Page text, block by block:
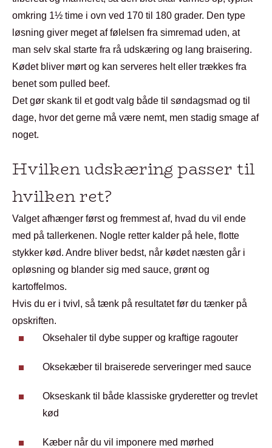
omkring 1½ time i ovn ved 170 til 180 grader. Den type
løsning giver meget af følelsen fra simremad uden, at
man selv skal starte fra rå udskæring og lang braisering.
Kødet bliver mørt og kan serveres helt eller trækkes fra
benet som pulled beef.
Det gør skank til et godt valg både til søndagsmad og til
dage, hvor det gerne må være nemt, men stadig smage af
noget.
Hvilken udskæring passer til
hvilken ret?
Valget afhænger først og fremmest af, hvad du vil ende
med på tallerkenen. Nogle retter kalder på hele, flotte
stykker kød. Andre bliver bedst, når kødet næsten går i
opløsning og blander sig med sauce, grønt og
kartoffelmos.
Hvis du er i tvivl, så tænk på resultatet før du tænker på
opskriften.
Oksehaler til dybe supper og kraftige ragouter
Oksekæber til braiserede serveringer med sauce
Okseskank til både klassiske gryderetter og trevlet
kød
Kæber når du vil imponere med mørhed